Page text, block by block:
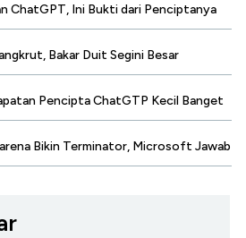
ChatGPT, Ini Bukti dari Penciptanya
Bakar Duit Segini Besar
Pencipta ChatGTP Kecil Banget
Bikin Terminator, Microsoft Jawab